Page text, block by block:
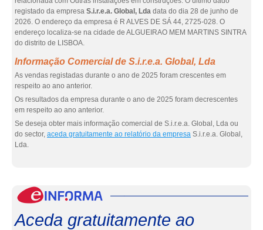
registado da empresa S.i.r.e.a. Global, Lda data do dia 28 de junho de
2026. O endereço da empresa é R ALVES DE SÁ 44, 2725-028. O
endereço localiza-se na cidade de ALGUEIRAO MEM MARTINS SINTRA
do distrito de LISBOA.
Informação Comercial de S.i.r.e.a. Global, Lda
As vendas registadas durante o ano de 2025 foram crescentes em
respeito ao ano anterior.
Os resultados da empresa durante o ano de 2025 foram decrescentes
em respeito ao ano anterior.
Se deseja obter mais informação comercial de S.i.r.e.a. Global, Lda ou
do sector, aceda gratuitamente ao relatório da empresa S.i.r.e.a. Global,
Lda.
Aceda gratuitamente ao